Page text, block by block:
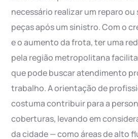
necessário realizar um reparo
peças após um sinistro. Com o
e o aumento da frota, ter uma
pela região metropolitana
que pode buscar atendimento
trabalho. A orientação de
costuma contribuir para a
coberturas, levando em
da cidade — como áreas de alto